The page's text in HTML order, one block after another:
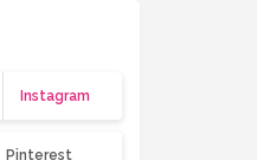
Instagram
Pinterest